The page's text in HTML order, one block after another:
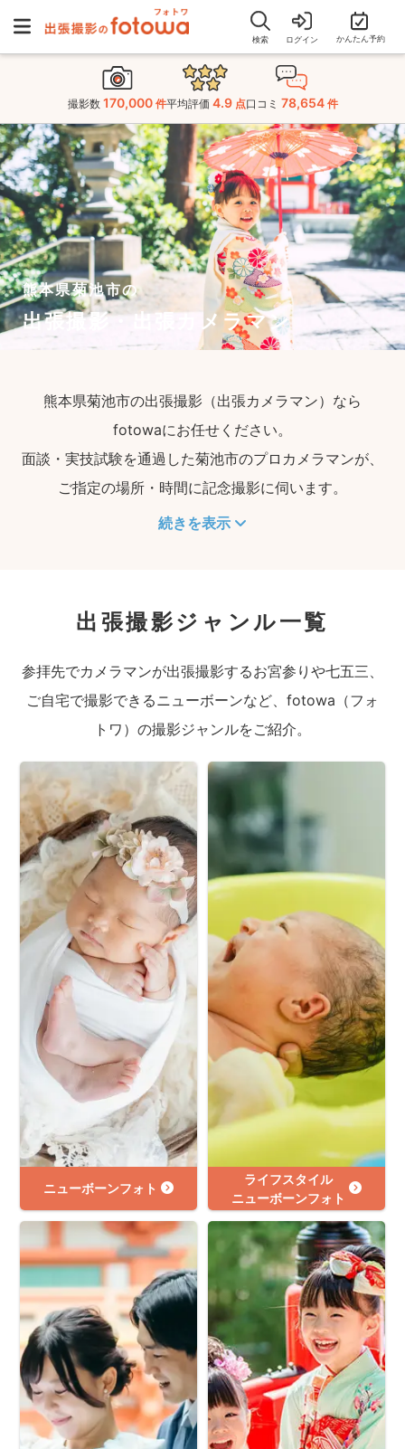
検索 ログイン かんたん予約
撮影数 170,000 件平均評価 4.9 点口コミ 78,654 件
熊本県菊池市の
出張撮影・出張カメラマン
熊本県菊池市の出張撮影（出張カメラマン）なら
fotowaにお任せください。
面談・実技試験を通過した菊池市のプロカメラマンが、
ご指定の場所・時間に記念撮影に伺います。
続きを表示
出張撮影ジャンル一覧
参拝先でカメラマンが出張撮影するお宮参りや七五三、
ご自宅で撮影できるニューボーンなど、fotowa（フォ
トワ）の撮影ジャンルをご紹介。
ニューボーンフォト
ライフスタイル
ニューボーンフォト